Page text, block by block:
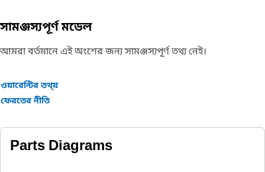
সামঞ্জস্যপূর্ণ মডেল
আমরা বর্তমানে এই অংশের জন্য সামঞ্জস্যপূর্ণ তথ্য নেই।
ওয়ারেন্টির তথ্য়
ফেরতের নীতি
Parts Diagrams